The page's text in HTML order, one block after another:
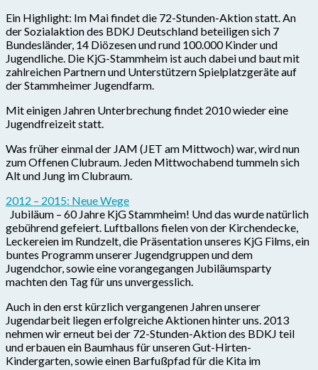
Ein Highlight: Im Mai findet die 72-Stunden-Aktion statt. An
der Sozialaktion des BDKJ Deutschland beteiligen sich 7
Bundesländer, 14 Diözesen und rund 100.000 Kinder und
Jugendliche. Die KjG-Stammheim ist auch dabei und baut mit
zahlreichen Partnern und Unterstützern Spielplatzgeräte auf
der Stammheimer Jugendfarm.
Mit einigen Jahren Unterbrechung findet 2010 wieder eine
Jugendfreizeit statt.
Was früher einmal der JAM (JET am Mittwoch) war, wird nun
zum Offenen Clubraum. Jeden Mittwochabend tummeln sich
Alt und Jung im Clubraum.
2012 – 2015: Neue Wege
Jubiläum – 60 Jahre KjG Stammheim! Und das wurde natürlich
gebührend gefeiert. Luftballons fielen von der Kirchendecke,
Leckereien im Rundzelt, die Präsentation unseres KjG Films, ein
buntes Programm unserer Jugendgruppen und dem
Jugendchor, sowie eine vorangegangen Jubiläumsparty
machten den Tag für uns unvergesslich.
Auch in den erst kürzlich vergangenen Jahren unserer
Jugendarbeit liegen erfolgreiche Aktionen hinter uns. 2013
nehmen wir erneut bei der 72-Stunden-Aktion des BDKJ teil
und erbauen ein Baumhaus für unseren Gut-Hirten-
Kindergarten, sowie einen Barfußpfad für die Kita im